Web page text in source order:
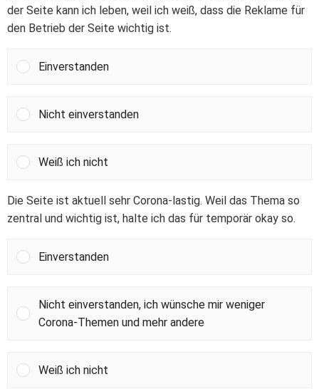
der Seite kann ich leben, weil ich weiß, dass die Reklame für
den Betrieb der Seite wichtig ist.
Einverstanden
Nicht einverstanden
Weiß ich nicht
Die Seite ist aktuell sehr Corona-lastig. Weil das Thema so
zentral und wichtig ist, halte ich das für temporär okay so.
Einverstanden
Nicht einverstanden, ich wünsche mir weniger
Corona-Themen und mehr andere
Weiß ich nicht